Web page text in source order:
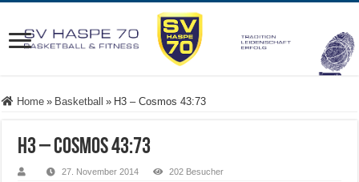
Home » Basketball » H3 – Cosmos 43:73
H3 – Cosmos 43:73
27. November 2014 202 Besucher